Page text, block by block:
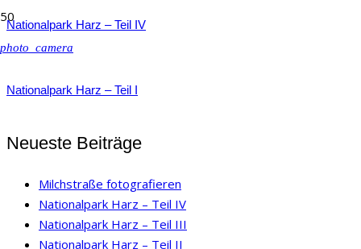
photo_camera
Nationalpark Harz – Teil IV
Nationalpark Harz – Teil I
Neueste Beiträge
Milchstraße fotografieren
Nationalpark Harz – Teil IV
Nationalpark Harz – Teil III
Nationalpark Harz – Teil II